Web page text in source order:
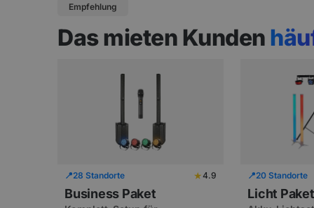
Empfehlung
Das mieten Kunden
📍28 Standorte ★4.9
Business Paket
📍20 Standorte
Licht Paket